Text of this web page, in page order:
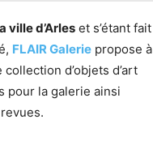
ville d’Arles et s’étant fait
FLAIR Galerie propose à
d’objets d’art
pour la galerie ainsi